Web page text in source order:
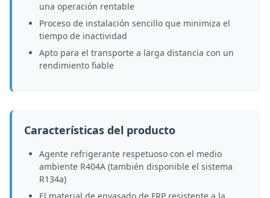
una operación rentable
Proceso de instalación sencillo que minimiza el
tiempo de inactividad
Apto para el transporte a larga distancia con un
rendimiento fiable
Características del producto
Agente refrigerante respetuoso con el medio
ambiente R404A (también disponible el sistema
R134a)